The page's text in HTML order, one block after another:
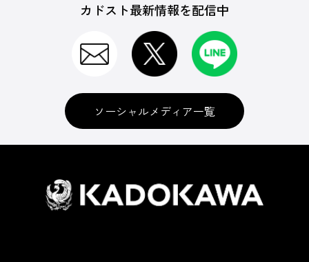
カドスト最新情報を配信中
ソーシャルメディア一覧